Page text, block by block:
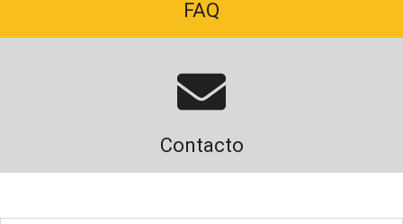
FAQ
Contacto